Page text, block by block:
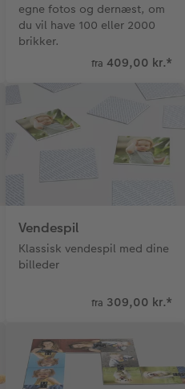
egne fotos og dernæst, om
du vil have 100 eller 2000
brikker.
fra 409,00 kr.*
Vendespil
Klassisk vendespil med dine
billeder
fra 309,00 kr.*